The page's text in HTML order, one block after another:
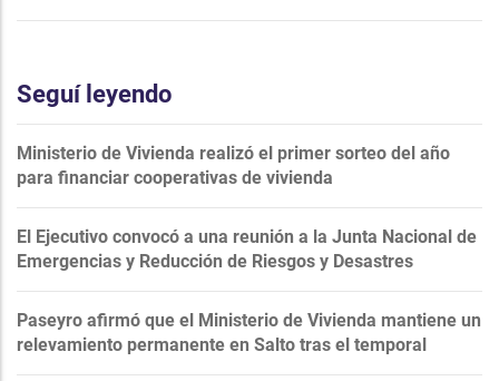
Seguí leyendo
Ministerio de Vivienda realizó el primer sorteo del año
para financiar cooperativas de vivienda
El Ejecutivo convocó a una reunión a la Junta Nacional de
Emergencias y Reducción de Riesgos y Desastres
Paseyro afirmó que el Ministerio de Vivienda mantiene un
relevamiento permanente en Salto tras el temporal